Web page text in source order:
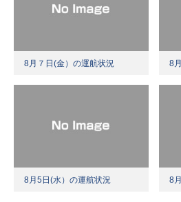
8月７日(金）の運航状況 8
8月5日(水）の運航状況 8